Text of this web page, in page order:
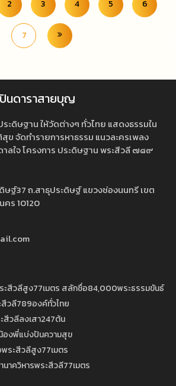
2 3 4 5 6
7
นดาราสายบุญ
ดิษฐาน ให้วัดต่างๆ ทั่วไทย แสดงธรรมใน
ข จัดทำรายการหาธรรม แนวละครเพลง
ลใจ โครงการ ประดิษฐาน พระสีวลี ๗๘๙
ษฐ์37 ถ.สาธุประดิษฐ์ แขวงช่องนนทรี เขต
คร 10120
ะสีวลีสูง77เมตร สลักชื่อ84,000พระธรรมขันธ์
วลี789องค์ทั่วไทย
สีวลีลงเสา247ต้น
องพี่แบ่งปันความสุข
ระสีวลีสูง77เมตร
าควิหารพระสีวลี77เมตร